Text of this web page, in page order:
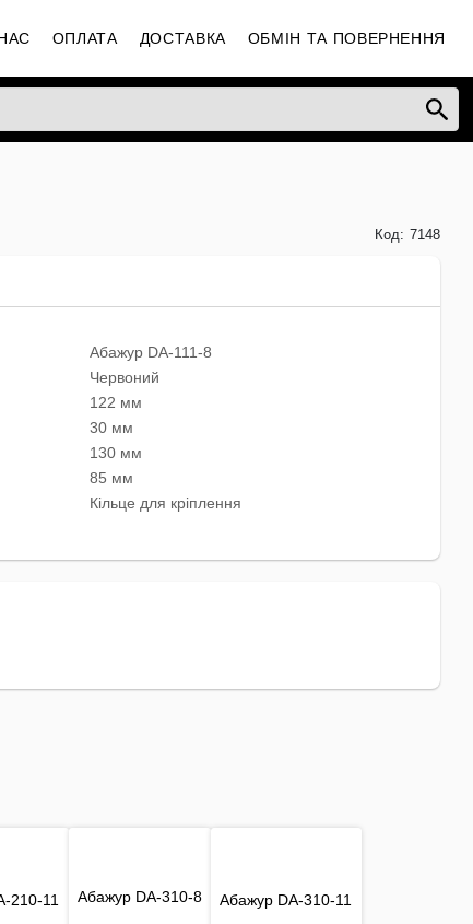
ОПЛАТА ДОСТАВКА ОБМІН ТА ПОВЕРНЕННЯ
Код: 7148
Абажур DA-111-8
Червоний
122 мм
30 мм
130 мм
85 мм
Кільце для кріплення
210-11 Абажур DA-310-8 Абажур DA-310-11